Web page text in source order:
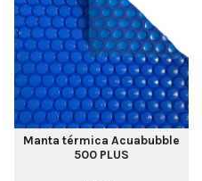
Manta térmica Acuabubble
500 PLUS